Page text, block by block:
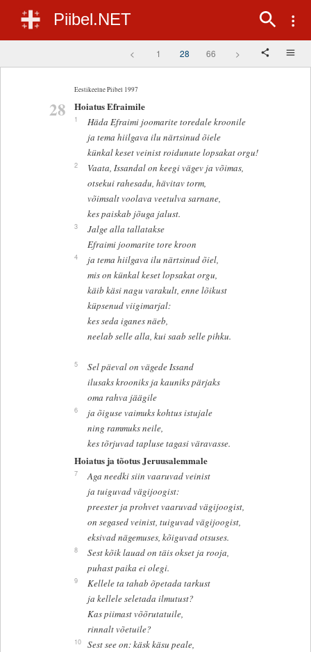
Piibel.NET
< 1 28 66 >
Eestikeelne Piibel 1997
28 Hoiatus Efraimile
1
Häda Efraimi joomarite toredale kroonile
ja tema hiilgava ilu närtsinud õiele
künkal keset veinist roidunute lopsakat orgu!
2
Vaata, Issandal on keegi vägev ja võimas,
otsekui rahesadu, hävitav torm,
võimsalt voolava veetulva sarnane,
kes paiskab jõuga jalust.
3
Jalge alla tallatakse
Efraimi joomarite tore kroon
4
ja tema hiilgava ilu närtsinud õiel,
mis on künkal keset lopsakat orgu,
käib käsi nagu varakult, enne lõikust
küpsenud viigimarjal:
kes seda iganes näeb,
neelab selle alla, kui saab selle pihku.
5
Sel päeval on vägede Issand
ilusaks krooniks ja kauniks pärjaks
oma rahva jäägile
6
ja õiguse vaimuks kohtus istujale
ning rammuks neile,
kes tõrjuvad tapluse tagasi väravasse.
Hoiatus ja tõotus Jeruusalemmale
7
Aga needki siin vaaruvad veinist
ja tuiguvad vägijoogist:
preester ja prohvet vaaruvad vägijoogist,
on segased veinist, tuiguvad vägijoogist,
eksivad nägemuses, kõiguvad otsuses.
8
Sest kõik lauad on täis okset ja rooja,
puhast paika ei olegi.
9
Kellele ta tahab õpetada tarkust
ja kellele seletada ilmutust?
Kas piimast võõrutatuile,
rinnalt võetuile?
10
Sest see on: käsk käsu peale,